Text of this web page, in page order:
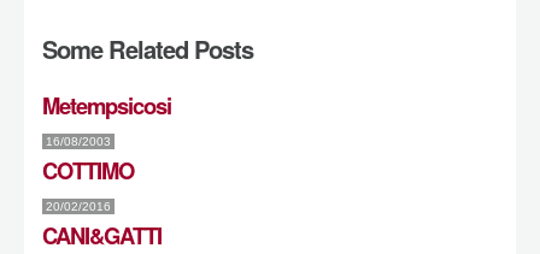
Some Related Posts
Metempsicosi
16/08/2003
COTTIMO
20/02/2016
CANI&GATTI